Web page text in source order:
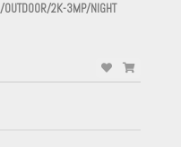
OUTDOOR/2K-3MP/NIGHT